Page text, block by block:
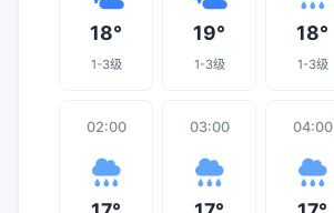
18°
1-3级
19°
1-3级
18°
1-3级
02:00 03:00 04:00